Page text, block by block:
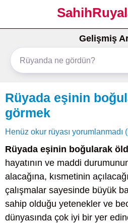
Gelişmiş
Rüyada eşinin
görmek
Henüz okur rüyası yorumlanmadı
Rüyada eşinin boğularak
hayatının ve maddi
alacağına, kısmetinin
çalışmalar sayesinde büyük
sahip olduğu yetenekler ve
dünyasında çok iyi bir yer